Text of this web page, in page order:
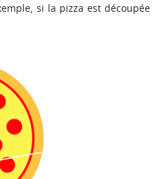
si la pizza est découpée